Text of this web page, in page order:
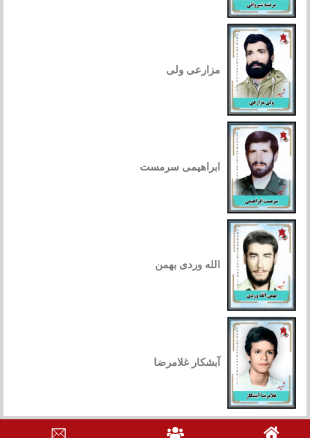
مزارعی ولی
ابراهیمی سرمست
الله وردی بهمن
آبشکار غلامرضا